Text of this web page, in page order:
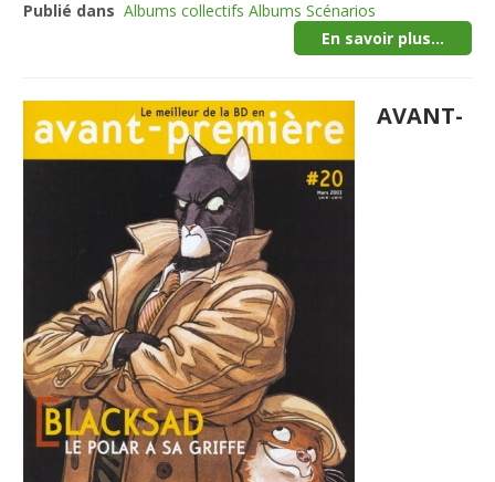
Publié dans Albums collectifs Albums Scénarios
En savoir plus...
AVANT-